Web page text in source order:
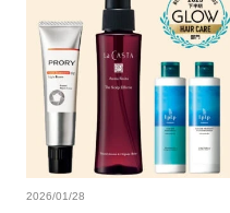
2026/01/28